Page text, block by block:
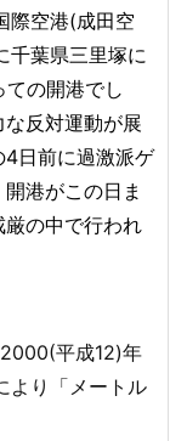
際空港(成田空
千葉県三里塚に
の開港でし
反対運動が展
4日前に過激派ゲ
港がこの日ま
の中で行われ
2000(平成12)年
より「メートル